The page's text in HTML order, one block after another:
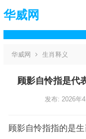
华威网
华威网 生肖释义
顾影自怜指是代
发布: 2026年4
顾影自怜指指的是